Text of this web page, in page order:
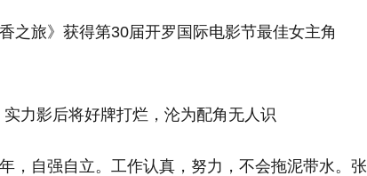
之旅》获得第30届开罗国际电影节最佳女主角
，自强自立。工作认真，努力，不会拖泥带水。张